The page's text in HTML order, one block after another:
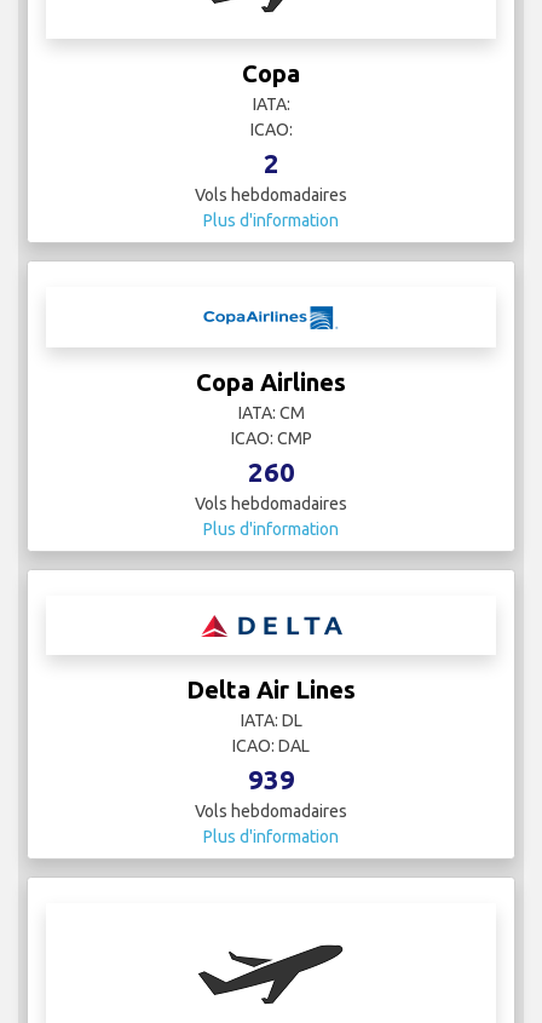
Copa
IATA:
ICAO:
2
Vols hebdomadaires
Plus d'information
Copa Airlines
IATA: CM
ICAO: CMP
260
Vols hebdomadaires
Plus d'information
Delta Air Lines
IATA: DL
ICAO: DAL
939
Vols hebdomadaires
Plus d'information